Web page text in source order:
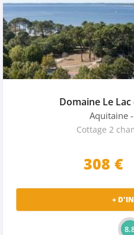
Domaine Le
Aquitaine
Cottage 2
308 €
+